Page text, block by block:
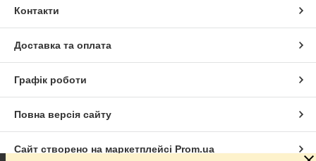
Контакти
Доставка та оплата
Графік роботи
Повна версія сайту
Сайт створено на маркетплейсі Prom.ua